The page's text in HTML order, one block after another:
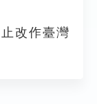
改作臺灣